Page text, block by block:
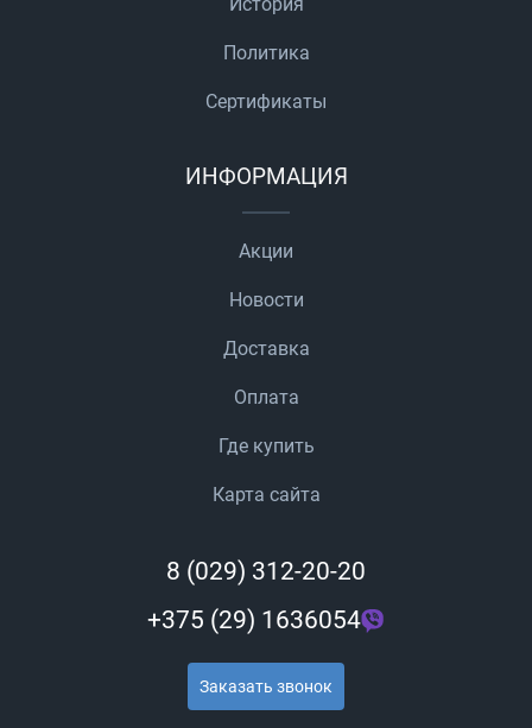
Политика
Сертификаты
ИНФОРМАЦИЯ
Акции
Новости
Доставка
Оплата
Где купить
Карта сайта
8 (029) 312-20-20
+375 (29) 1636054
Заказать звонок